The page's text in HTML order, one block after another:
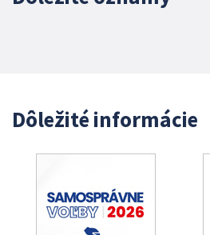
Dôležité informácie